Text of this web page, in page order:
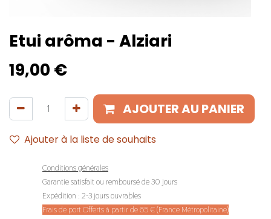
Etui arôma - Alziari
19,00 €
AJOUTER AU PANIER
Ajouter à la liste de souhaits
Conditions générales
Garantie satisfait ou remboursé de 30 jours
Expédition : 2-3 jours ouvrables
Frais de port Offerts à partir de 65 € (France Métropolitaine)